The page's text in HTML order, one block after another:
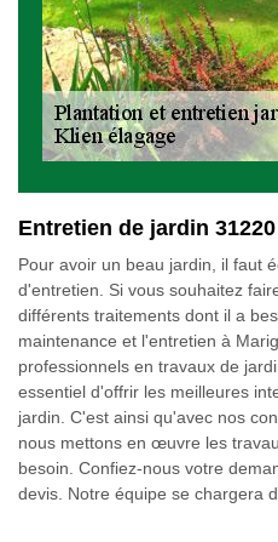
Entretien de jardin 31220
Pour avoir un beau jardin, il faut
d'entretien. Si vous souhaitez
différents traitements dont il a
maintenance et l'entretien à
professionnels en travaux de
essentiel d'offrir les meilleures
jardin. C'est ainsi qu'avec nos
nous mettons en œuvre les
besoin. Confiez-nous votre
devis. Notre équipe se chargera